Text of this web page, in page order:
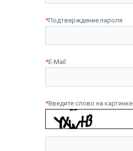
*Подтверждение пароля
*E-Mail
*Введите слово на картинке